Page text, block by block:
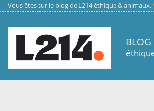
Aller au contenu principal
Vous êtes sur le blog de L214 éthique & animaux.